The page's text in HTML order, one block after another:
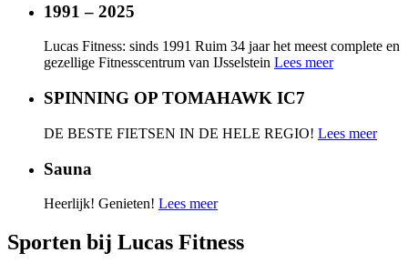
1991 – 2025
Lucas Fitness: sinds 1991 Ruim 34 jaar het meest complete en
gezellige Fitnesscentrum van IJsselstein Lees meer
SPINNING OP TOMAHAWK IC7
DE BESTE FIETSEN IN DE HELE REGIO! Lees meer
Sauna
Heerlijk! Genieten! Lees meer
Sporten bij Lucas Fitness